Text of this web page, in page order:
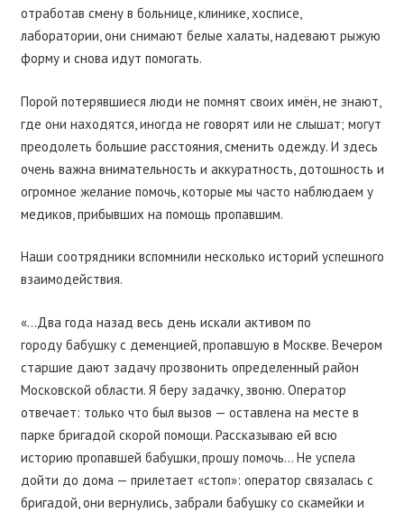
отработав смену в больнице, клинике, хосписе,
лаборатории, они снимают белые халаты, надевают рыжую
форму и снова идут помогать.
Порой потерявшиеся люди не помнят своих имён, не знают,
где они находятся, иногда не говорят или не слышат; могут
преодолеть большие расстояния, сменить одежду. И здесь
очень важна внимательность и аккуратность, дотошность и
огромное желание помочь, которые мы часто наблюдаем у
медиков, прибывших на помощь пропавшим.
Наши соотрядники вспомнили несколько историй успешного
взаимодействия.
«…Два года назад весь день искали активом по
городу бабушку с деменцией, пропавшую в Москве. Вечером
старшие дают задачу прозвонить определенный район
Московской области. Я беру задачку, звоню. Оператор
отвечает: только что был вызов — оставлена на месте в
парке бригадой скорой помощи. Рассказываю ей всю
историю пропавшей бабушки, прошу помочь… Не успела
дойти до дома — прилетает «стоп»: оператор связалась с
бригадой, они вернулись, забрали бабушку со скамейки и